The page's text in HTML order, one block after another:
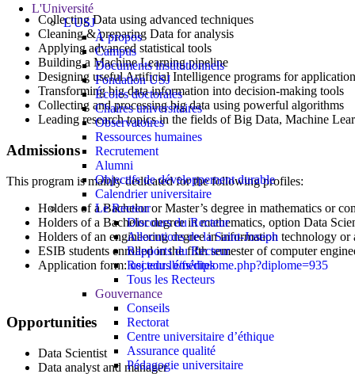
L'Université
L'USJ
À propos
Campus
Documents institutionnels
Fondation USJ
Écoles doctorales
Chaires universitaires
Observatoires
Ressources humaines
Recrutement
Alumni
Objectifs de développement durable
Calendrier universitaire
Le Recteur
Discours du Recteur
Allocutions de la Saint-Joseph
Rapports du Recteur
Recteurs émérites
Tous les Recteurs
Gouvernance
Conseils
Rectorat
Centre universitaire d’éthique
Assurance qualité
Pédagogie universitaire
Collecting Data using advanced techniques
Cleaning & preparing Data for analysis
Applying advanced statistical tools
Building a Machine Learning pipeline
Designing useful Artificial Intelligence programs for
Transforming big data information into decision-making tools
Collecting and processing big data using powerful algorithms
Leading research topics in the fields of Big Data, Machine
Admissions
This program is mainly dedicated for the following profiles:
Holders of a Bachelor or Master’s degree in mathematics or
Holders of a Bachelor degree in mathematics, option Data
Holders of an engineering degree in information technology or
ESIB students enrolled in the fifth semester of computer
Application form:usj.edu.lb/fs/diplome.php?diplome=935
Opportunities
Data Scientist
Data analyst and manager